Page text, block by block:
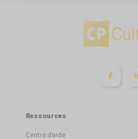
Ressources
Centre d'aide